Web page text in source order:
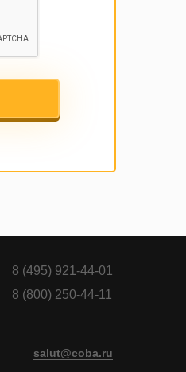
8 (495) 921-44-01
8 (800) 250-44-11
salut@coba.ru